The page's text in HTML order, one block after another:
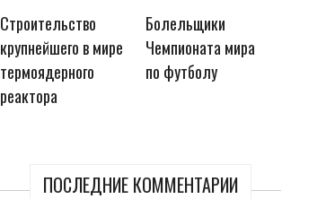
Строительство
крупнейшего в мире
термоядерного
реактора
Болельщики
Чемпионата мира
по футболу
ПОСЛЕДНИЕ КОММЕНТАРИИ